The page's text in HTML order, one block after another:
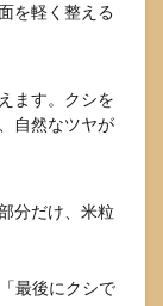
を軽く整える
ます。クシを
自然なツヤが
分だけ、米粒
最後にクシで